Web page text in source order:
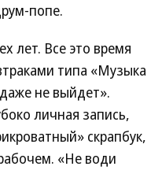
попе.
лет. Все это время
типа «Музыка
не выйдет».
личная запись,
скрапбук,
«Не води